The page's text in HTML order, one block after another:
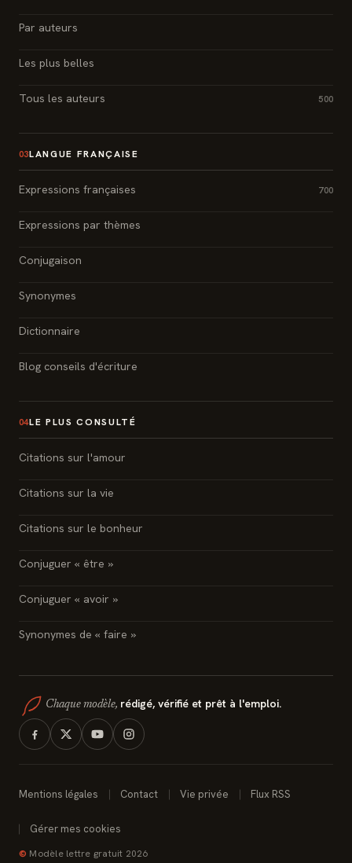
Par auteurs
Les plus belles
Tous les auteurs 500
03LANGUE FRANÇAISE
Expressions françaises 700
Expressions par thèmes
Conjugaison
Synonymes
Dictionnaire
Blog conseils d'écriture
04LE PLUS CONSULTÉ
Citations sur l'amour
Citations sur la vie
Citations sur le bonheur
Conjuguer « être »
Conjuguer « avoir »
Synonymes de « faire »
Chaque modèle, rédigé, vérifié et prêt à l'emploi.
Mentions légales Contact Vie privée Flux RSS
Gérer mes cookies
© Modèle lettre gratuit 2026